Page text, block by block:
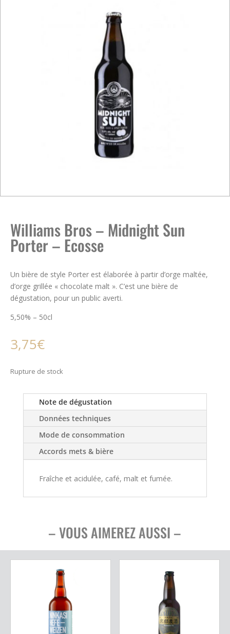
Williams Bros – Midnight Sun
Porter – Ecosse
Un bière de style Porter est élaborée à partir d’orge maltée,
d’orge grillée « chocolate malt ». C’est une bière de
dégustation, pour un public averti.
5,50% – 50cl
3,75€
Rupture de stock
Note de dégustation
Données techniques
Mode de consommation
Accords mets & bière
Fraîche et acidulée, café, malt et fumée.
– VOUS AIMEREZ AUSSI –